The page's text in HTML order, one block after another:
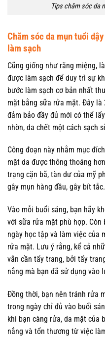
Tips chăm sóc da
Chăm sóc da mụn tuổi
làm sạch
Cũng giống như răng miệng,
được làm sạch để duy trì sự
bước làm sạch cơ bản nhất
mặt bằng sữa rửa mặt. Đây
đảm bảo đầy đủ mới có thể
nhờn, da chết một cách sạch
Công đoạn này nhằm mục
mặt da được thông thoáng
trạng cặn bã, tàn dư của mỹ
gây mụn hàng đầu, gây bít
Vào mỗi buổi sáng, bạn hãy
với sữa rửa mặt phù hợp.
ngày học tập và làm việc của
rửa mặt. Lưu ý rằng, kể cả
vẫn cần tẩy trang, bởi tẩy
nắng mà bạn đã sử dụng vào
Đồng thời, bạn nên tránh rửa
trong ngày chỉ đủ vào buổi
khi bạn càng rửa, da mặt của
nắng và tổn thương từ việc